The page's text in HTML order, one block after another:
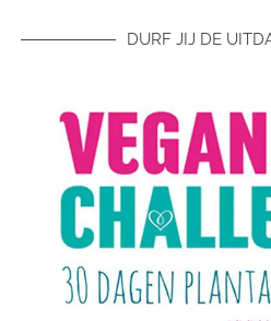
DURF JIJ DE